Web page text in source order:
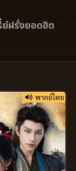
ย์ฝรั่งยอดฮิต
พากย์ไทย